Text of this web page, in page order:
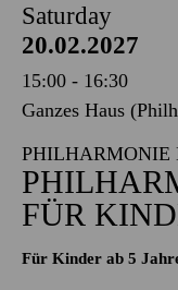
Saturday
20.02.2027
15:00 - 16:30
Ganzes Haus
PHILHARMONIE
FÜR
Für Kinder ab 5